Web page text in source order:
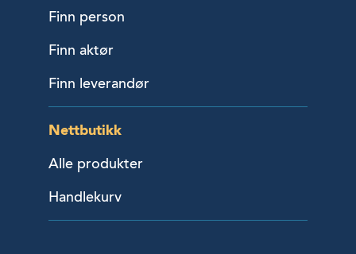
Finn person
Finn aktør
Finn leverandør
Nettbutikk
Alle produkter
Handlekurv